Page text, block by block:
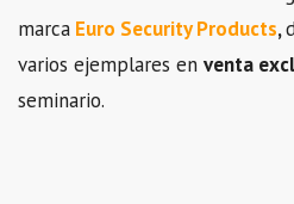
marca Euro Security Products,
varios ejemplares en venta
seminario.